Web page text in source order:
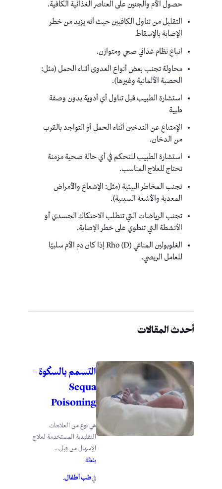
حصول الأم والجنين على العناصر الغذائية الكافية.
التقليل من تناول الكافيين حيث أنه يزيد من خطر
الإصابة بالإسقاط
اتباع نظام غذائي صحي ومتوازن.
محاولة تجنب بعض أنواع العدوى أثناء الحمل (مثل:
الحصبة الألمانية وغيرها).
استشارة الطبيب قبل تناول أي أدوية بدون وصفة
طبية
الإمتناع عن التدخين أثناء الحمل أو التواجد بالقرب
من الدخان.
استشارة الطبيب للتحكم في أي حالة صحية مزمنة
تحتاج للعلاج المناسب.
تجنب المخاطر البيئية (مثل: الإشعاع والأمراض
المعدية والأشعة السينية).
تجنب الرياضات التي تتطلب الاحتكاك الجسدي أو
الأنشطة التي تنطوي على خطر الإصابة.
الغلوبولين المناعي Rho (D) إذا كان دم الأم سلبيًا
للعامل الريصي.
أحدث المقالات
التسمم بالسگوة –
Sequa
Poisoning
هي نوع من العلاجات
التقليدية المستخدمة لعلاج
الإسهال من قِبل...
يقظة
فيطب أطفال.